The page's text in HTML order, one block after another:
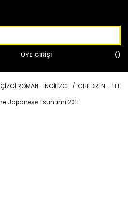
ÜYE GİRİŞİ
ÇİZGİ ROMAN- İNGİLİZCE CHILDREN - TEEN